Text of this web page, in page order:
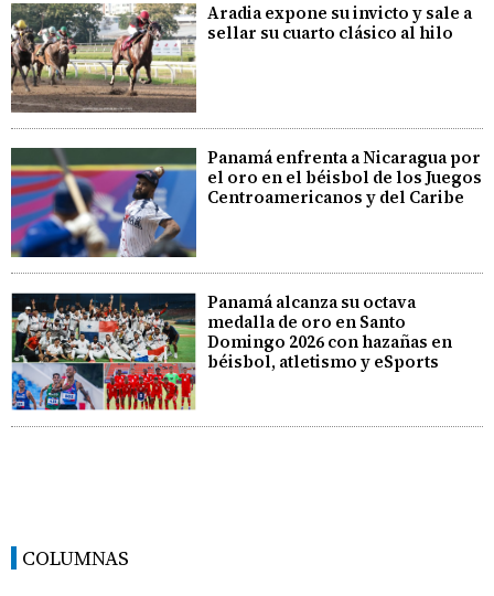
Aradia expone su invicto y sale a
sellar su cuarto clásico al hilo
Panamá enfrenta a Nicaragua por
el oro en el béisbol de los Juegos
Centroamericanos y del Caribe
Panamá alcanza su octava
medalla de oro en Santo
Domingo 2026 con hazañas en
béisbol, atletismo y eSports
COLUMNAS